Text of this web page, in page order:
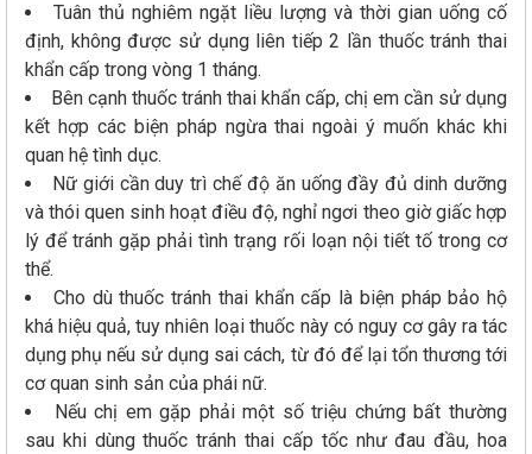
Tuân thủ nghiêm ngặt liều lượng và thời gian uống cố
định, không được sử dụng liên tiếp 2 lần thuốc tránh thai
khẩn cấp trong vòng 1 tháng.
Bên cạnh thuốc tránh thai khẩn cấp, chị em cần sử dụng
kết hợp các biện pháp ngừa thai ngoài ý muốn khác khi
quan hệ tình dục.
Nữ giới cần duy trì chế độ ăn uống đầy đủ dinh dưỡng
và thói quen sinh hoạt điều độ, nghỉ ngơi theo giờ giấc hợp
lý để tránh gặp phải tình trạng rối loạn nội tiết tố trong cơ
thể.
Cho dù thuốc tránh thai khẩn cấp là biện pháp bảo hộ
khá hiệu quả, tuy nhiên loại thuốc này có nguy cơ gây ra tác
dụng phụ nếu sử dụng sai cách, từ đó để lại tổn thương tới
cơ quan sinh sản của phái nữ.
Nếu chị em gặp phải một số triệu chứng bất thường
sau khi dùng thuốc tránh thai cấp tốc như đau đầu, hoa